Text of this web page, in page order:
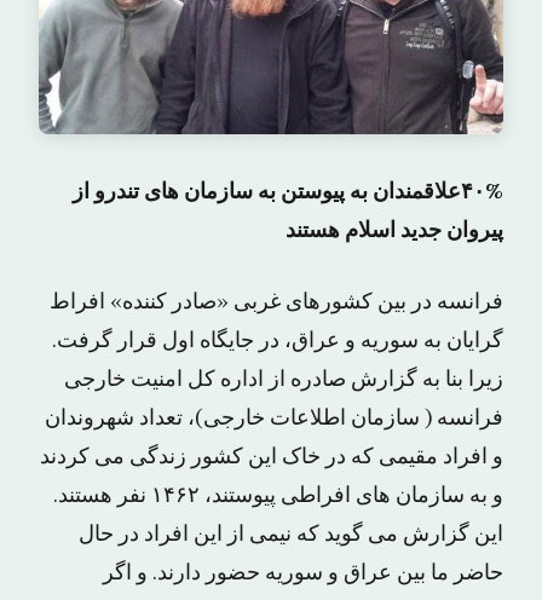
۴۰%علاقمندان به پیوستن به سازمان های تندرو از
پیروان جدید اسلام هستند
فرانسه در بین کشورهای غربی «صادر کننده» افراط
گرایان به سوریه و عراق، در جایگاه اول قرار گرفت.
زیرا بنا به گزارش صادره از اداره کل امنیت خارجی
فرانسه ( سازمان اطلاعات خارجی)، تعداد شهروندان
و افراد مقیمی که در خاک این کشور زندگی می کردند
و به سازمان های افراطی پیوستند، ۱۴۶۲ نفر هستند.
این گزارش می گوید که نیمی از این افراد در حال
حاضر ما بین عراق و سوریه حضور دارند. و اگر